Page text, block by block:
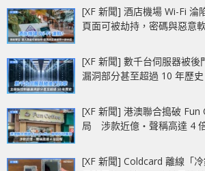
[XF 新聞] 酒店機場 Wi-Fi
頁面可被劫持，密碼與惡意
[XF 新聞] 數千台伺服器被
漏洞部分甚至超過 10 年歷史
[XF 新聞] 港澳聯合搗破
局 涉款近億‧聲稱高達 4
[XF 新聞] Coldcard 離線「